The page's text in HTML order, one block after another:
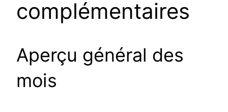
complémentaires
Aperçu général des
mois